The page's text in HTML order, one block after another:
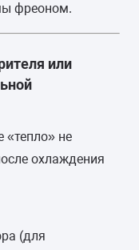
фреоном.
или
«тепло» не
охлаждения
(для